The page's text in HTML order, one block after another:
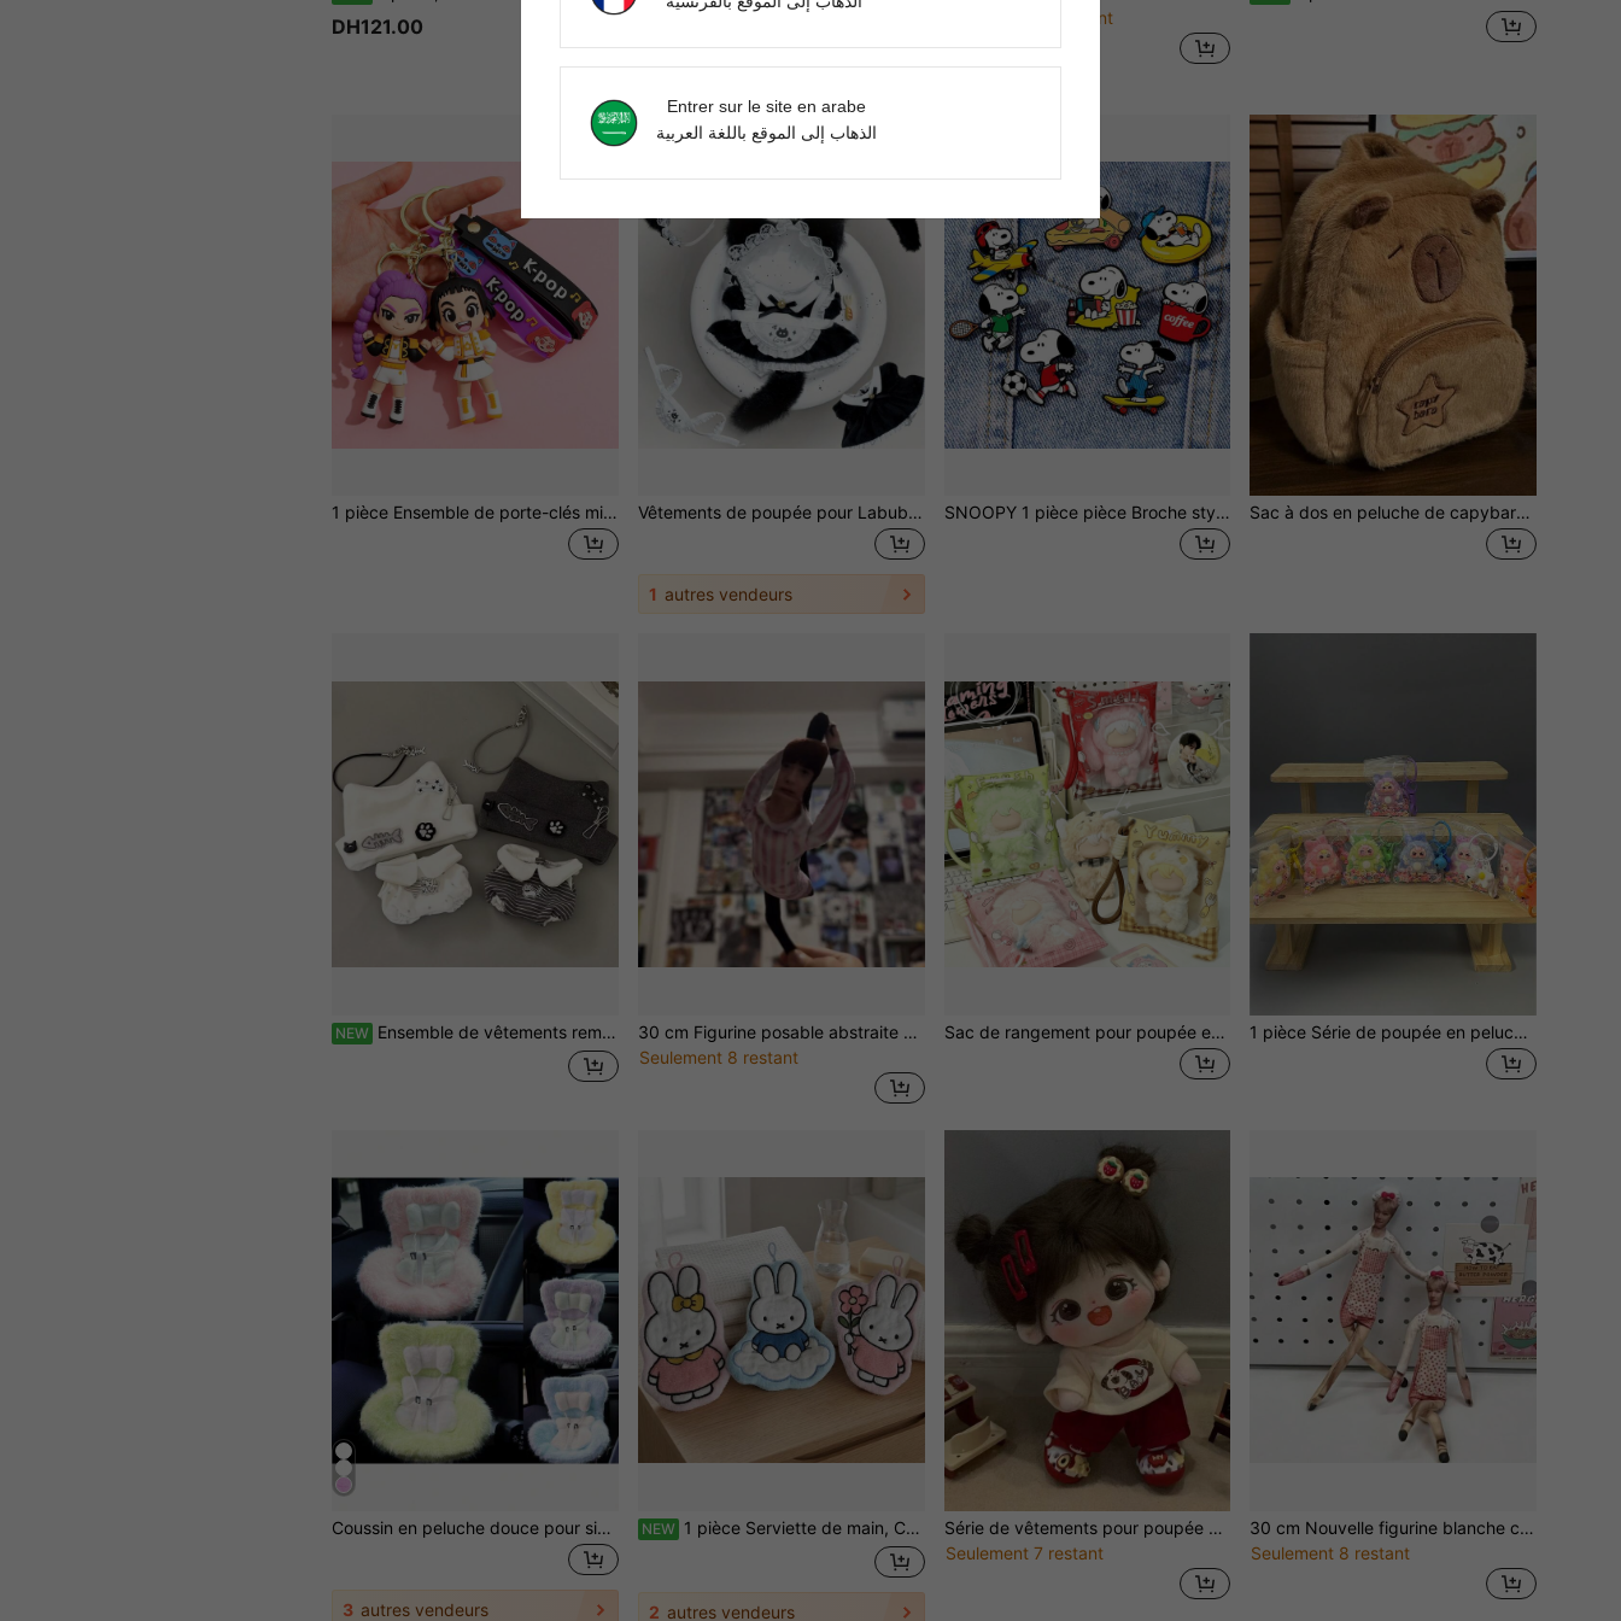
DH121.00
Seulement 10 restant
DH79.00
1 pièce Ensemble de porte-clés mignon de Noël, pendentif de dessin animé pour filles, porte-clés, porte-clés tigre, porte-clés de couple, charm de téléphone anime, accessoire de sac, cadeau d'ami convenant comme cadeau de vacances pour enfants (produit en silicone, un léger transfert de couleur est normal) Vêtements de poupée pour Labubu, vêtements de poupée de 6,69 pouces, accessoires de poupée mignons, ensembles de tenues, costume d'accessoires Labobo, vêtements pour animaux en peluche de 10cm/13cm, convient pour les poupées de 1ère/2ème/3ème génération, cadeaux d'anniversaire et cadeaux de fête (sans poupée)
1 autres vendeurs
SNOOPY 1 pièce pièce Broche style nouveau 2026, décoration amusante et décontractée, convient pour les vêtements, les trousses à crayons, les sacs, etc., petite et unique, excellent accessoire pour la décoration de tenues, cadeau surprise pour les amis et la famille (style aléatoire) Sac à dos en peluche de capybara dauphin mignon - Sac de jour mode décontractée inspiré des dessins animés parfait pour traîner, l'université, les voyages et l'utilisation quotidienne
NEW Ensemble de vêtements remplaçables pour poupée en coton de chat punk de 10 cm, chapeau d'oreille de chat en forme d'arête de poisson mignon + combinaison rayée + accessoire de collier, convient pour les poupées en peluche de 10 cm/20 cm, accessoires de tenue mignonne de poupée idole de style coréen, convient aux adultes, aux filles, aux adolescents, cadeau d'anniversaire, cadeau de vacances, excellent choix, cadeau parfait - cadeau idéal - cadeau surprise -- meilleur cadeau - cadeau - cadeau de Noël
30 cm Figurine posable abstraite de Choi Soo-Bin, idéale pour la pose, excellent cadeau pour petit ami/petite amie, décoration de chambre, cadeau d'anniversaire
Seulement 8 restant
Sac de rangement pour poupée en peluche 10/13 cm, sac de poupée décoratif mignon en forme de dessert, sac d'affichage de poupée transparent en PVC, sac transparent pour poupée SP, boîte de rangement transparente, sac Ita de soutien aux fans, décoration de sac Ita, convient aux poupées de dessins animés et de célébrités, sac de poupée pour Labubu, marchandise de fan (poupée non incluse, livré avec un cordon) 1 pièce Série de poupée en peluche de lapin classique de 3 ans, avec un porte-clés floral exquis et un sac de protection transparent scintillant. Léger et portable, idéal comme cadeau d'édition limitée pour le Nouvel An, Thanksgiving, Noël et d'autres fêtes, comme faveurs de fête et cadeaux pour les réunions familiales.
Coussin en peluche douce pour siège de voiture pour poupées, avec clip de ventilation, mignon et pratique, idéal pour la décoration de voiture pour les fans et les collectionneurs de poupées
3 autres vendeurs
NEW 1 pièce Serviette de main, Chiffon à essuyer de dessin animé, Mouchoir de main de salle de bain, Serviette absorbante, Marchandise, Fournitures pour la maison, Cadeau pour les filles
2 autres vendeurs
Série de vêtements pour poupée 20 cm, vêtements de déguisement pour poupée, tenue, accessoires pour poupée, vêtements pour poupée en peluche, vêtements pour poupée de fan de célébrité, convient aux adolescents de 14 ans et plus et aux fans de célébrités, cadeaux de fête (poupée non incluse)
Seulement 7 restant
30 cm Nouvelle figurine blanche créative et abstraite de Xian, squelette extérieur réglable, cadeau d'anniversaire, meilleur choix de cadeau
Seulement 8 restant
Entrer sur le site en arabe
الذهاب إلى الموقع باللغة العربية